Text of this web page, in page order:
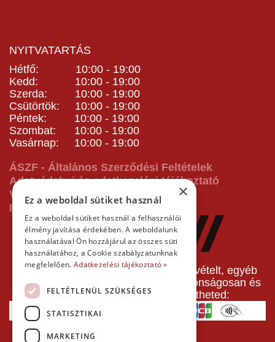
NYITVATARTÁS
Hétfő: 10:00 - 19:00
Kedd: 10:00 - 19:00
Szerda: 10:00 - 19:00
Csütörtök: 10:00 - 19:00
Péntek: 10:00 - 19:00
Szombat: 10:00 - 19:00
Vasárnap: 10:00 - 19:00
ÁSZF - Általános Szerződési Feltételek
Adatvédelmi és adatkezelési tájékoztató
Vásárlás előtti tájékoztató
Impresszum
A pályafoglalást, gokartverseny részvételt, egyéb
termékeinket, szolgáltatásainkat biztonságosan és
gyorsan bankkártyával is kifizetheted:
×
Ez a weboldal sütiket használ
Ez a weboldal sütiket használ a felhasználói
élmény javítása érdekében. A weboldalunk
használatával Ön hozzájárul az összes süti
használatához, a Cookie szabályzatunknak
megfelelően. Adatkezelési tájékoztató »
FELTÉTLENÜL SZÜKSÉGES
STATISZTIKAI
MARKETING